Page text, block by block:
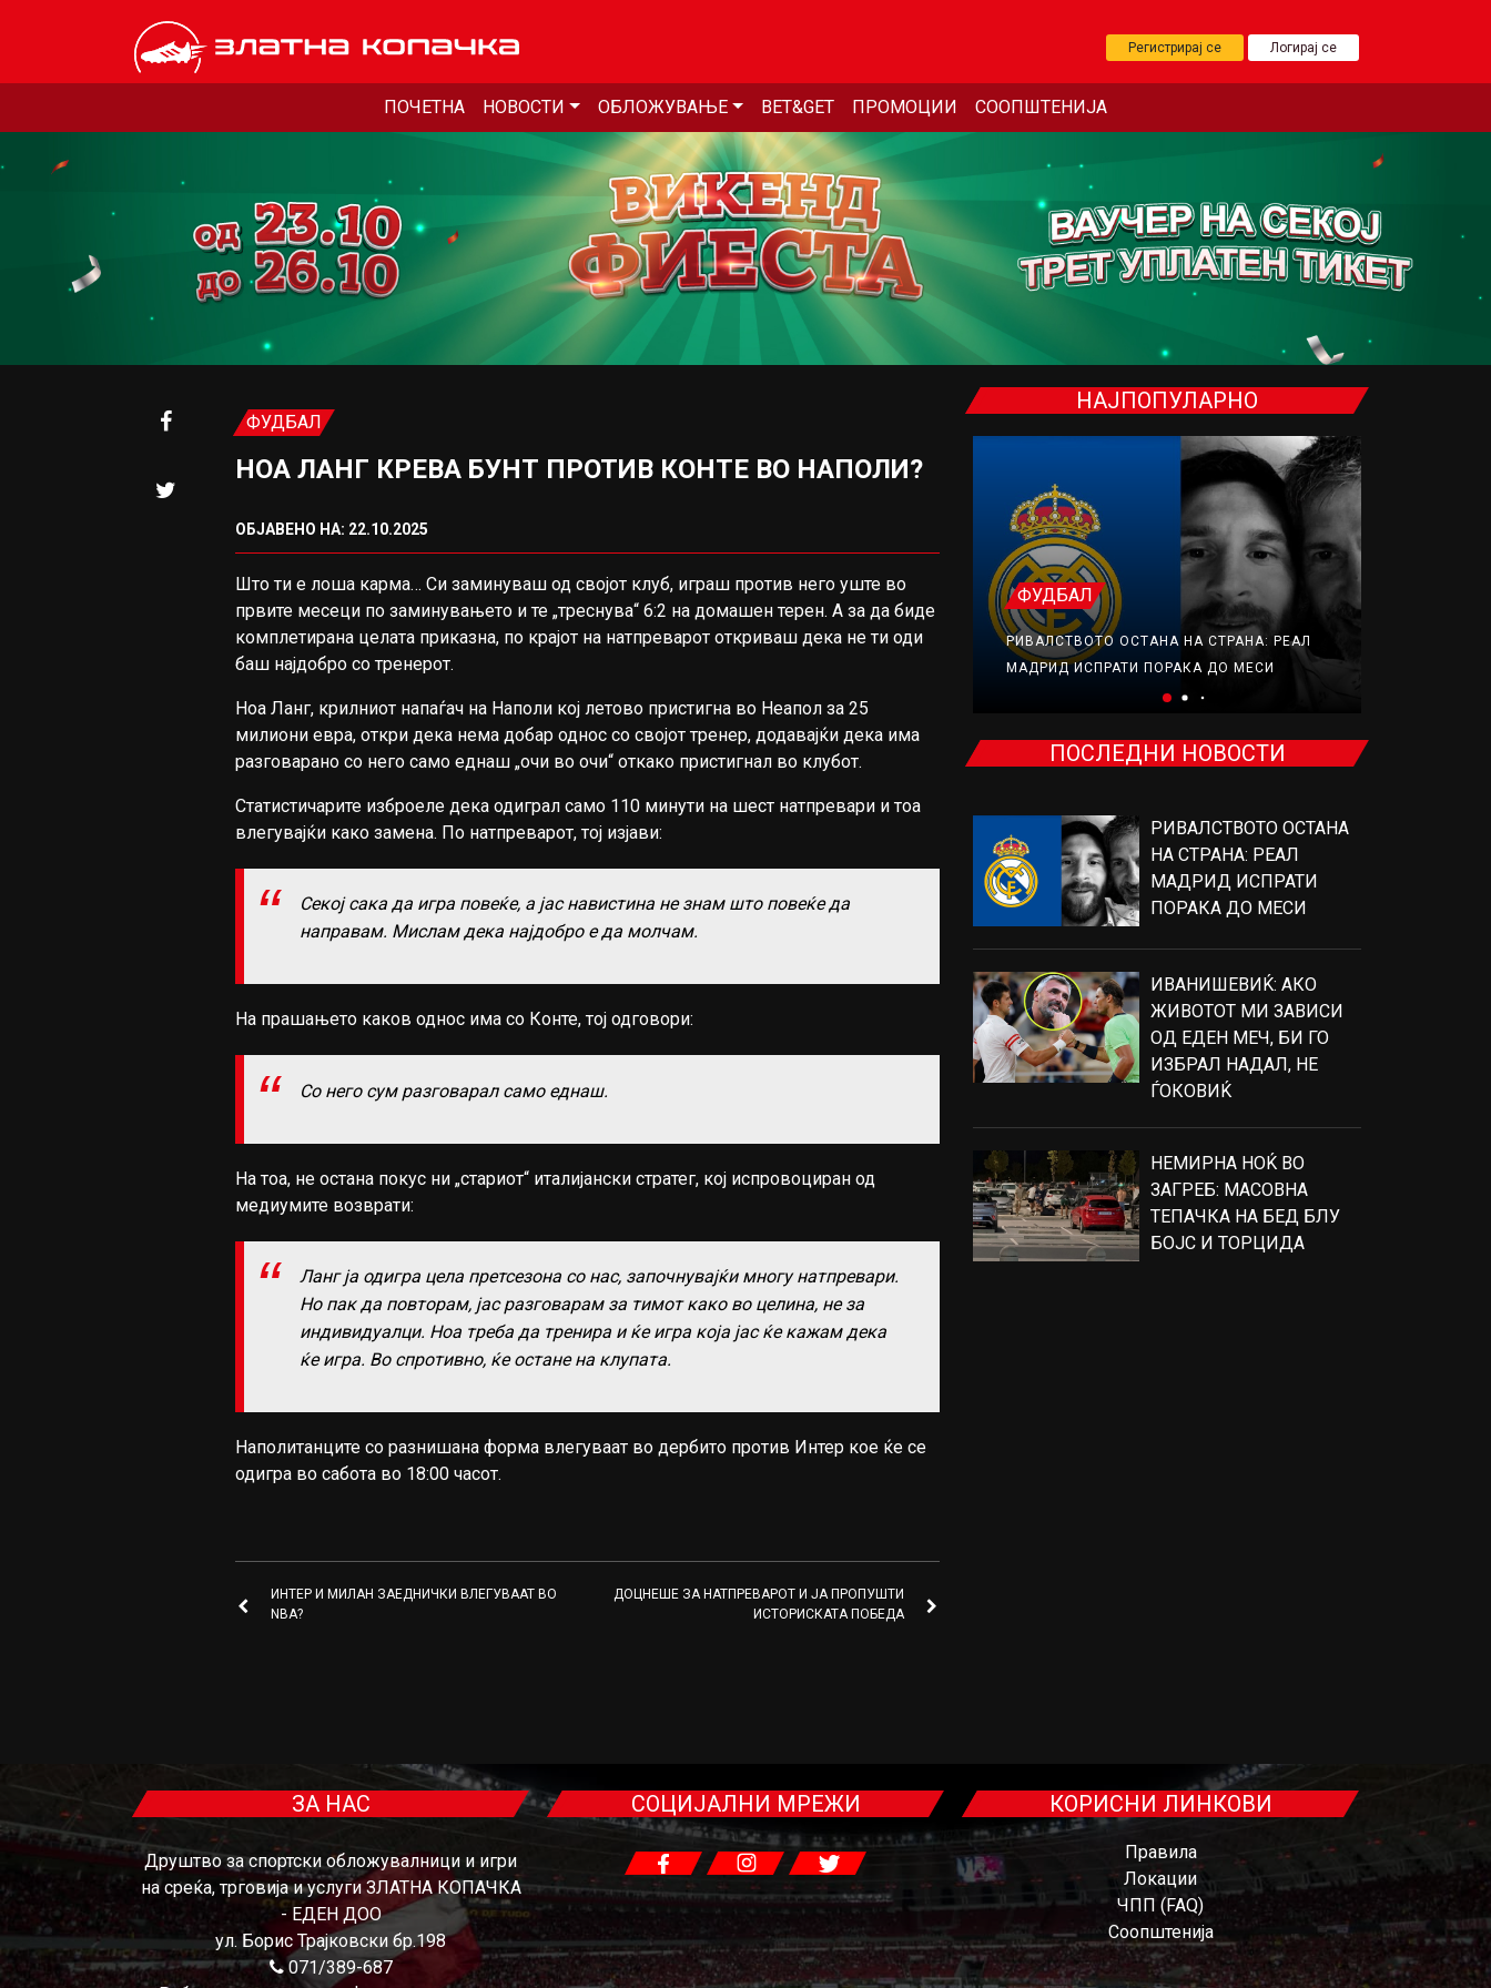
Регистрирај се Логирај се
ПОЧЕТНА НОВОСТИ ОБЛОЖУВАЊЕ BET&GET ПРОМОЦИИ СООПШТЕНИЈА
ФУДБАЛ
НОА ЛАНГ КРЕВА БУНТ ПРОТИВ КОНТЕ ВО НАПОЛИ?
ОБЈАВЕНО НА: 22.10.2025
Што ти е лоша карма… Си заминуваш од својот клуб, играш против него уште во
првите месеци по заминувањето и те „треснува“ 6:2 на домашен терен. А за да биде
комплетирана целата приказна, по крајот на натпреварот откриваш дека не ти оди
баш најдобро со тренерот.
Ноа Ланг, крилниот напаѓач на Наполи кој летово пристигна во Неапол за 25
милиони евра, откри дека нема добар однос со својот тренер, додавајќи дека има
разговарано со него само еднаш „очи во очи“ откако пристигнал во клубот.
Статистичарите изброеле дека одиграл само 110 минути на шест натпревари и тоа
влегувајќи како замена. По натпреварот, тој изјави:
Секој сака да игра повеќе, а јас навистина не знам што повеќе да
направам. Мислам дека најдобро е да молчам.
На прашањето каков однос има со Конте, тој одговори:
Со него сум разговарал само еднаш.
На тоа, не остана покус ни „стариот“ италијански стратег, кој испровоциран од
медиумите возврати:
Ланг ја одигра цела претсезона со нас, започнувајќи многу натпревари.
Но пак да повторам, јас разговарам за тимот како во целина, не за
индивидуалци. Ноа треба да тренира и ќе игра која јас ќе кажам дека
ќе игра. Во спротивно, ќе остане на клупата.
Наполитанците со разнишана форма влегуваат во дербито против Интер кое ќе се
одигра во сабота во 18:00 часот.
ИНТЕР И МИЛАН ЗАЕДНИЧКИ ВЛЕГУВААТ ВО
NBA?
ДОЦНЕШЕ ЗА НАТПРЕВАРОТ И ЈА ПРОПУШТИ
ИСТОРИСКАТА ПОБЕДА
НАЈПОПУЛАРНО
ФУДБАЛ
НЕМИРНА НОЌ ВО ЗАГРЕБ: МАСОВНА
ФУДБАЛ
РИВАЛСТВОТО ОСТАНА НА СТРАНА: РЕАЛ
МАДРИД ИСПРАТИ ПОРАКА ДО МЕСИ
ПОСЛЕДНИ НОВОСТИ
РИВАЛСТВОТО ОСТАНА
НА СТРАНА: РЕАЛ
МАДРИД ИСПРАТИ
ПОРАКА ДО МЕСИ
ИВАНИШЕВИЌ: АКО
ЖИВОТОТ МИ ЗАВИСИ
ОД ЕДЕН МЕЧ, БИ ГО
ИЗБРАЛ НАДАЛ, НЕ
ЃОКОВИЌ
НЕМИРНА НОЌ ВО
ЗАГРЕБ: МАСОВНА
ТЕПАЧКА НА БЕД БЛУ
БОЈС И ТОРЦИДА
ЗА НАС
Друштво за спортски обложувалници и игри
на среќа, трговија и услуги ЗЛАТНА КОПАЧКА
- ЕДЕН ДОО
ул. Борис Трајковски бр.198
071/389-687
СОЦИЈАЛНИ МРЕЖИ КОРИСНИ ЛИНКОВИ
Правила
Локации
ЧПП (FAQ)
Соопштенија